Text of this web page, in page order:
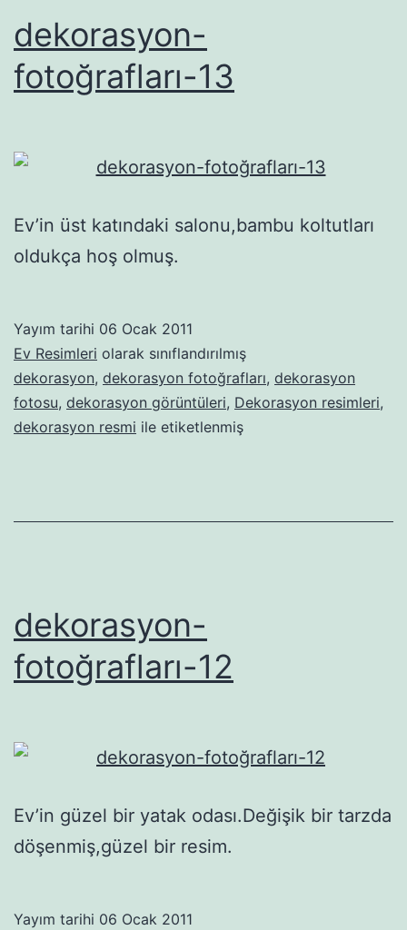
dekorasyon-
fotoğrafları-13
Ev’in üst katındaki salonu,bambu koltutları
oldukça hoş olmuş.
Yayım tarihi 06 Ocak 2011
Ev Resimleri olarak sınıflandırılmış
dekorasyon, dekorasyon fotoğrafları, dekorasyon
fotosu, dekorasyon görüntüleri, Dekorasyon resimleri,
dekorasyon resmi ile etiketlenmiş
dekorasyon-
fotoğrafları-12
Ev’in güzel bir yatak odası.Değişik bir tarzda
döşenmiş,güzel bir resim.
Yayım tarihi 06 Ocak 2011